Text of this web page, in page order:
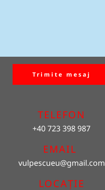
Trimite mesaj
TELEFON
+40 723 398 987
EMAIL
vulpescueu@gmail.com
LOCAȚIE